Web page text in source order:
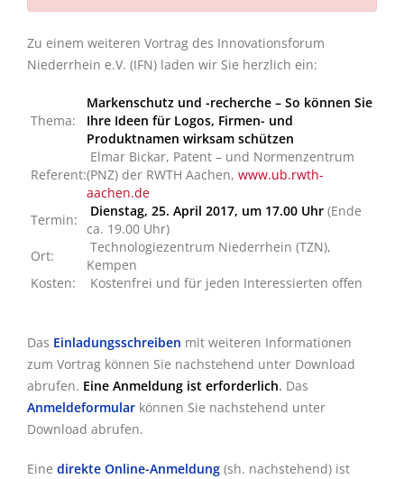
Zu einem weiteren Vortrag des Innovationsforum
Niederrhein e.V. (IFN) laden wir Sie herzlich ein:
Thema:
Markenschutz und -recherche – So können Sie
Ihre Ideen für Logos, Firmen- und
Produktnamen wirksam schützen
Referent:
Elmar Bickar, Patent – und Normenzentrum
(PNZ) der RWTH Aachen, www.ub.rwth-
aachen.de
Termin:
Dienstag, 25. April 2017, um 17.00 Uhr (Ende
ca. 19.00 Uhr)
Ort:
Technologiezentrum Niederrhein (TZN),
Kempen
Kosten:
Kostenfrei und für jeden Interessierten offen
Das Einladungsschreiben mit weiteren Informationen
zum Vortrag können Sie nachstehend unter Download
abrufen. Eine Anmeldung ist erforderlich. Das
Anmeldeformular können Sie nachstehend unter
Download abrufen.
Eine direkte Online-Anmeldung (sh. nachstehend) ist